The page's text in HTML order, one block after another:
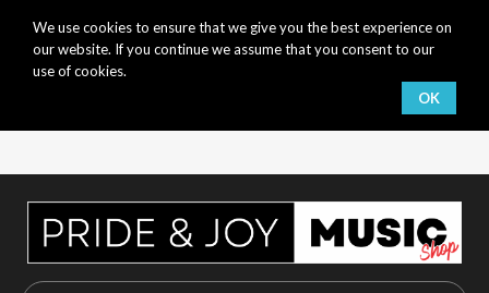
We use cookies to ensure that we give you the best experience on
our website. If you continue we assume that you consent to our
use of cookies.
OK